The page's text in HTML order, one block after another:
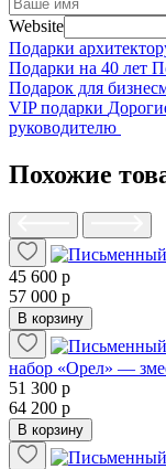
Website
Подарки
Подарки на 40 лет
Подарок для
VIP подарки
руководителю
Похожие
45 600 р
57 000 р
В корзину
набор «Орел» —
51 300 р
64 200 р
В корзину